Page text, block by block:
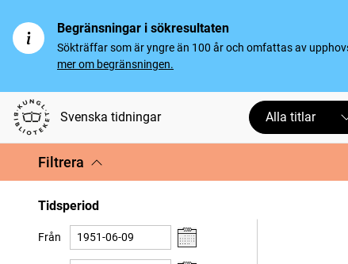
Begränsningar i sökresultaten
Sökträffar som är yngre än 100 år och omfattas av
mer om begränsningen.
Svenska tidningar Alla titlar
Filtrera
Tidsperiod
Från